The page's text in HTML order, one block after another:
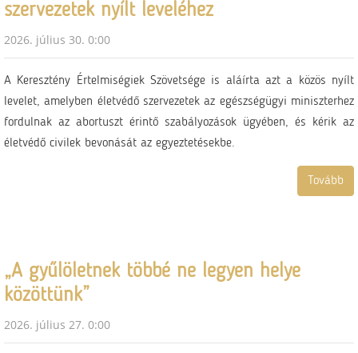
szervezetek nyílt leveléhez
2026. július 30. 0:00
A Keresztény Értelmiségiek Szövetsége is aláírta azt a közös nyílt
levelet, amelyben életvédő szervezetek az egészségügyi miniszterhez
fordulnak az abortuszt érintő szabályozások ügyében, és kérik az
életvédő civilek bevonását az egyeztetésekbe.
Tovább
„A gyűlöletnek többé ne legyen helye
közöttünk”
2026. július 27. 0:00